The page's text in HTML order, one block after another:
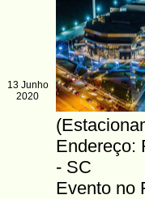
13 Junho
2020
Endereço:
- SC
Evento no